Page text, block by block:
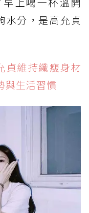
水分，是高允貞
貞維持纖瘦身材
與生活習慣